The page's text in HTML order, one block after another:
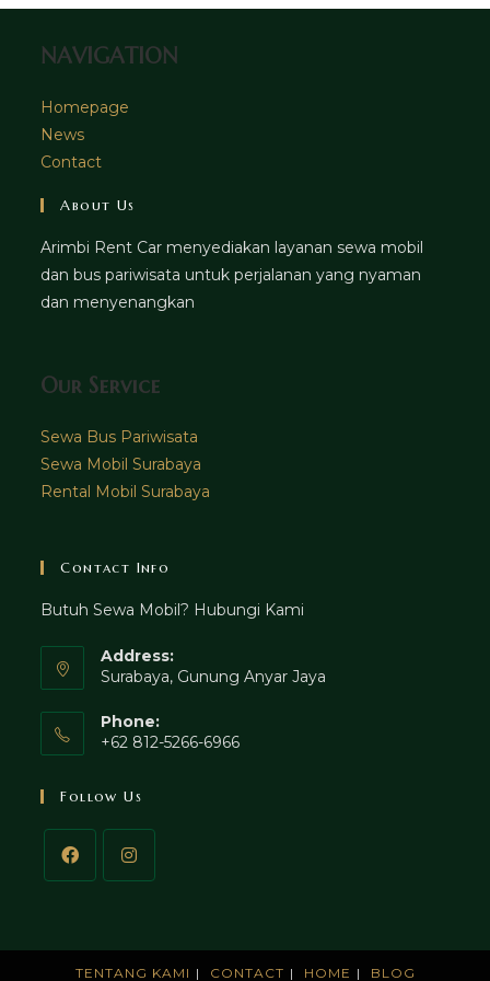
tab
NAVIGATION
Homepage
News
Contact
About Us
Arimbi Rent Car menyediakan layanan sewa mobil
dan bus pariwisata untuk perjalanan yang nyaman
dan menyenangkan
Our Service
Sewa Bus Pariwisata
Sewa Mobil Surabaya
Rental Mobil Surabaya
Contact Info
Butuh Sewa Mobil? Hubungi Kami
Address:
Surabaya, Gunung Anyar Jaya
Phone:
+62 812-5266-6966
Follow Us
TENTANG KAMI CONTACT HOME BLOG